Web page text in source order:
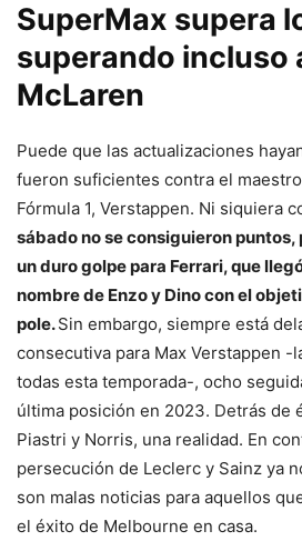
SuperMax supera
superando incluso
McLaren
Puede que las actualizaciones
fueron suficientes contra el
Fórmula 1, Verstappen. Ni siquiera
sábado no se consiguieron puntos,
un duro golpe para Ferrari, que
nombre de Enzo y Dino con el
pole.Sin embargo, siempre está
consecutiva para Max Verstappen -
todas esta temporada-, ocho
última posición en 2023. Detrás de
Piastri y Norris, una realidad. En
persecución de Leclerc y Sainz ya
son malas noticias para aquellos
el éxito de Melbourne en casa.